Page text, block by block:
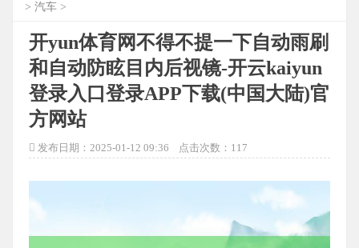
> 汽车 >
开yun体育网不得不提一下自动雨刷
和自动防眩目内后视镜-开云kaiyun
登录入口登录APP下载(中国大陆)官
方网站
发布日期：2025-01-12 09:36 点击次数：117